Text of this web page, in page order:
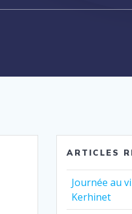
ARTICLES
Journée au
Kerhinet